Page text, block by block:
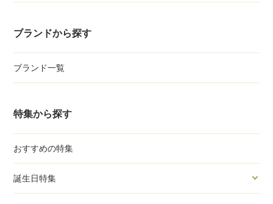
ブランドから探す
ブランド一覧
特集から探す
おすすめの特集
誕生日特集